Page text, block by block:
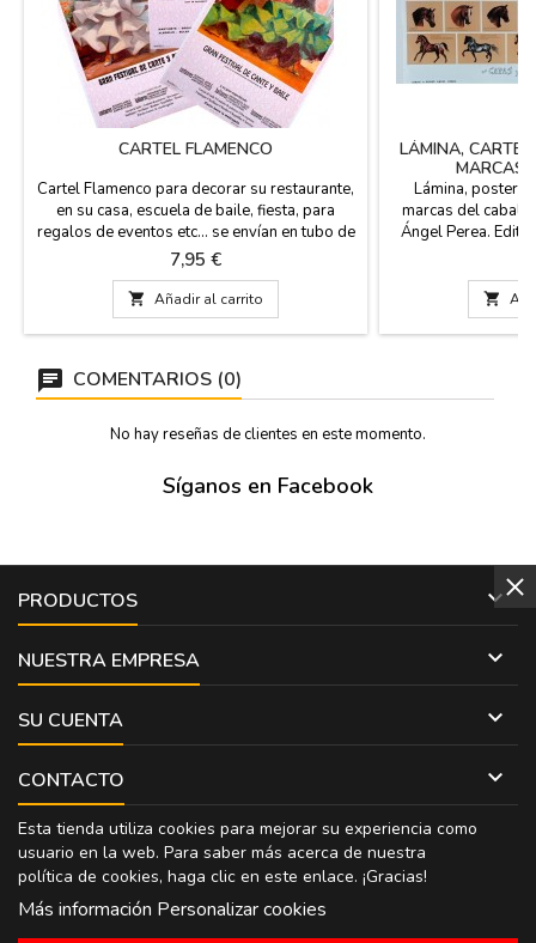
CARTEL FLAMENCO
Cartel Flamenco para decorar su restaurante,
en su casa, escuela de baile, fiesta, para
regalos de eventos etc... se envían en tubo de
cartón rígido. Souvenirs de España y
Flamenco. Medidas: 53 x 97 cm, papel de 80
gms. impreso en plotter.
Precio
7,95 €
 Añadir al carrito
LÁMINA,
MARCAS
Lámina, poster
marcas del
Ángel Perea.
caballos con los
para los
cm

COMENTARIOS (0)
No hay reseñas de clientes en este momento.
Síganos en Facebook
PRODUCTOS 
NUESTRA EMPRESA 
SU CUENTA 
CONTACTO 
Esta tienda utiliza cookies para mejorar su experiencia como
usuario en la web. Para saber más acerca de nuestra
política de cookies, haga clic en este enlace. ¡Gracias!
Más información Personalizar cookies